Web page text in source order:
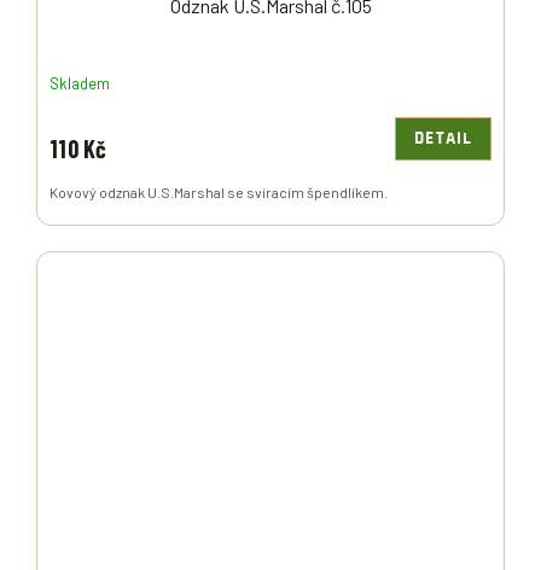
Odznak U.S.Marshal č.105
Skladem
110 Kč DETAIL
Kovový odznak U.S.Marshal se svíracím špendlíkem.